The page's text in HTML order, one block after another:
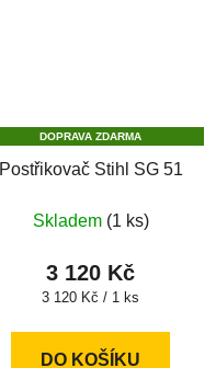
DOPRAVA ZDARMA
Postřikovač Stihl SG 51
Skladem (1 ks)
3 120 Kč
Měrná
3 120 Kč / 1 ks
DO KOŠÍKU